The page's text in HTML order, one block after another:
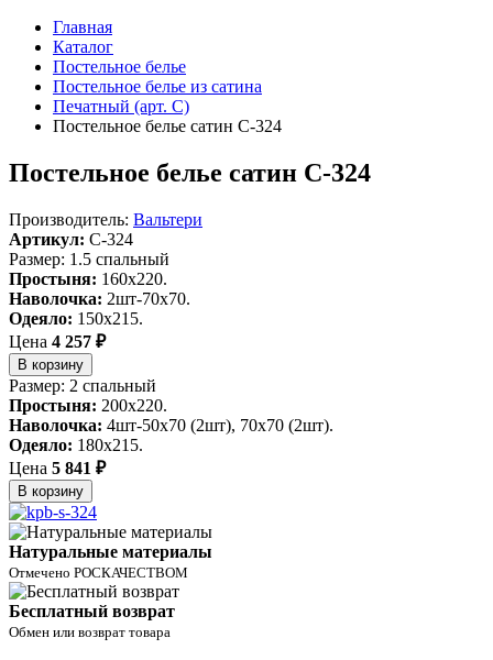
Главная
Каталог
Постельное белье
Постельное белье из сатина
Печатный (арт. С)
Постельное белье сатин С-324
Постельное белье сатин С-324
Производитель: Вальтери
Артикул: C-324
Размер: 1.5 спальный
Простыня: 160х220.
Наволочка: 2шт-70х70.
Одеяло: 150х215.
Цена 4 257 ₽
В корзину
Размер: 2 спальный
Простыня: 200х220.
Наволочка: 4шт-50х70 (2шт), 70х70 (2шт).
Одеяло: 180х215.
Цена 5 841 ₽
В корзину
Натуральные материалы
Отмечено РОСКАЧЕСТВОМ
Бесплатный возврат
Обмен или возврат товара